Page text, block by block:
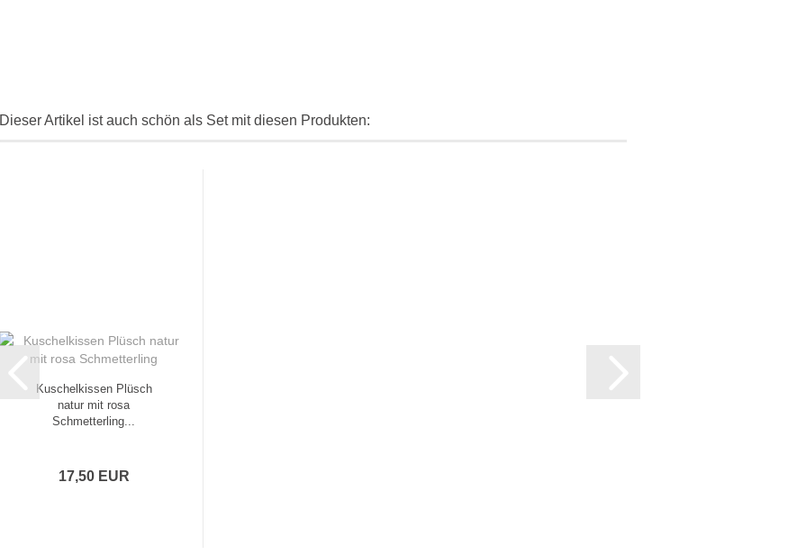
Dieser Artikel ist auch schön als Set mit diesen Produkten:
Kuschelkissen Plüsch
natur mit rosa
Schmetterling...
17,50 EUR